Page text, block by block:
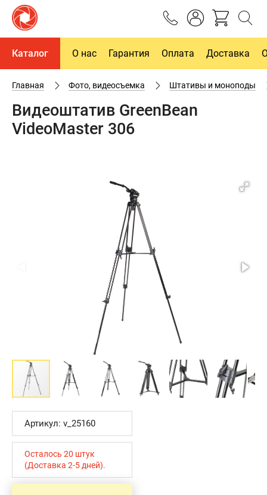
Каталог О нас Гарантия Оплата Доставка
Главная Фото, видеосъемка Штативы и моноподы
Видеоштатив GreenBean
VideoMaster 306
Артикул: v_25160
Осталось 20 штук
(Доставка 2-5 дней).